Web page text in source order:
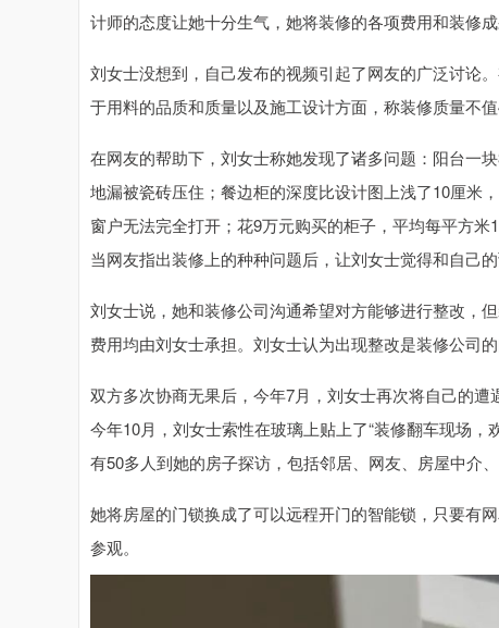
计师的态度让她十分生气，她将装修的各项费用和装修成
刘女士没想到，自己发布的视频引起了网友的广泛讨论
于用料的品质和质量以及施工设计方面，称装修质量不
在网友的帮助下，刘女士称她发现了诸多问题：阳台一
地漏被瓷砖压住；餐边柜的深度比设计图上浅了10厘米
窗户无法完全打开；花9万元购买的柜子，平均每平方
当网友指出装修上的种种问题后，让刘女士觉得和自己的
刘女士说，她和装修公司沟通希望对方能够进行整改，
费用均由刘女士承担。刘女士认为出现整改是装修公司
双方多次协商无果后，今年7月，刘女士再次将自己的遭
今年10月，刘女士索性在玻璃上贴上了“装修翻车现场
有50多人到她的房子探访，包括邻居、网友、房屋中介、
她将房屋的门锁换成了可以远程开门的智能锁，只要有
参观。